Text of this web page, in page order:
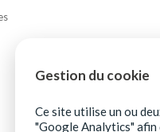
Gestion du cookie
Ce site utilise un ou
"Google Analytics"